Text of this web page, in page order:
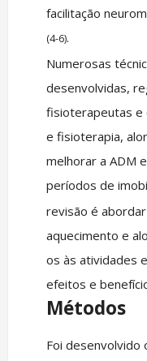
facilitação
(4-6).
Numerosas
desenvolvidas,
fisioterapeutas e
e fisioterapia,
melhorar a ADM
períodos de
revisão é
aquecimento e
os às atividades
efeitos e
Métodos
Foi desenvolvido